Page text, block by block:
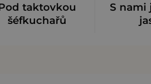
taktovkou
šéfkuchařů
S nami